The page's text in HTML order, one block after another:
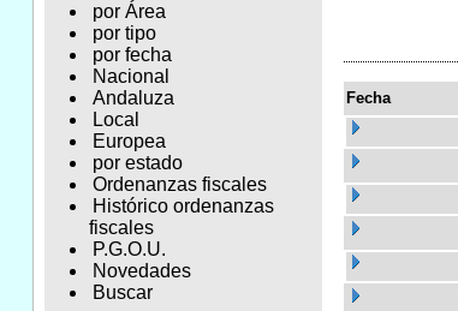
por Área
por tipo
por fecha
Nacional
Andaluza
Local
Europea
por estado
Ordenanzas fiscales
Histórico ordenanzas
fiscales
P.G.O.U.
Novedades
Buscar
Fecha